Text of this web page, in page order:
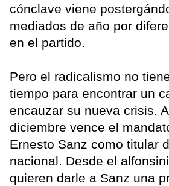
cónclave viene
mediados de año por
en el partido.
Pero el radicalismo no
tiempo para encontrar un
encauzar su nueva crisis.
diciembre vence el
Ernesto Sanz como titular
nacional. Desde el
quieren darle a Sanz una